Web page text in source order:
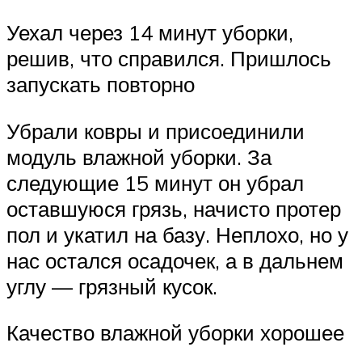
Уехал через 14 минут уборки,
решив, что справился. Пришлось
запускать повторно
Убрали ковры и присоединили
модуль влажной уборки. За
следующие 15 минут он убрал
оставшуюся грязь, начисто протер
пол и укатил на базу. Неплохо, но у
нас остался осадочек, а в дальнем
углу — грязный кусок.
Качество влажной уборки хорошее